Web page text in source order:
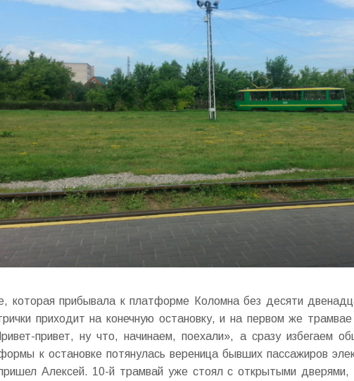
которая прибывала к платформе Коломна без десяти
приходит на конечную остановку, и на первом же
привет, ну что, начинаем, поехали», а сразу избегаем
к остановке потянулась вереница бывших пассажиров
Алексей. 10-й трамвай уже стоял с открытыми дверями,